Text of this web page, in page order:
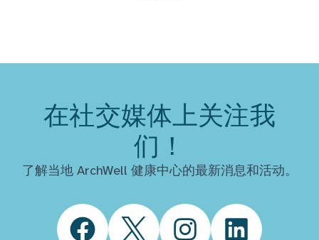
在社交媒体上关注我
们！
了解当地 ArchWell 健康中心的最新消息和活动。
FacebookTwitter InstagramLinkedIn